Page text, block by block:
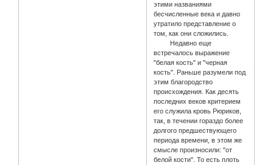
этими названиями
бесчисленные века и давно
утратило представление о
том, как они сложились.
Недавно еще
встречалось выражение
"белая кость" и "черная
кость". Раньше разумели под
этим благородство
происхождения. Как десять
последних веков критерием
его служила кровь Рюриков,
так, в течении гораздо более
долгого предшествующего
периода времени, в этом же
смысле произносили: "от
белой кости". То есть плоть